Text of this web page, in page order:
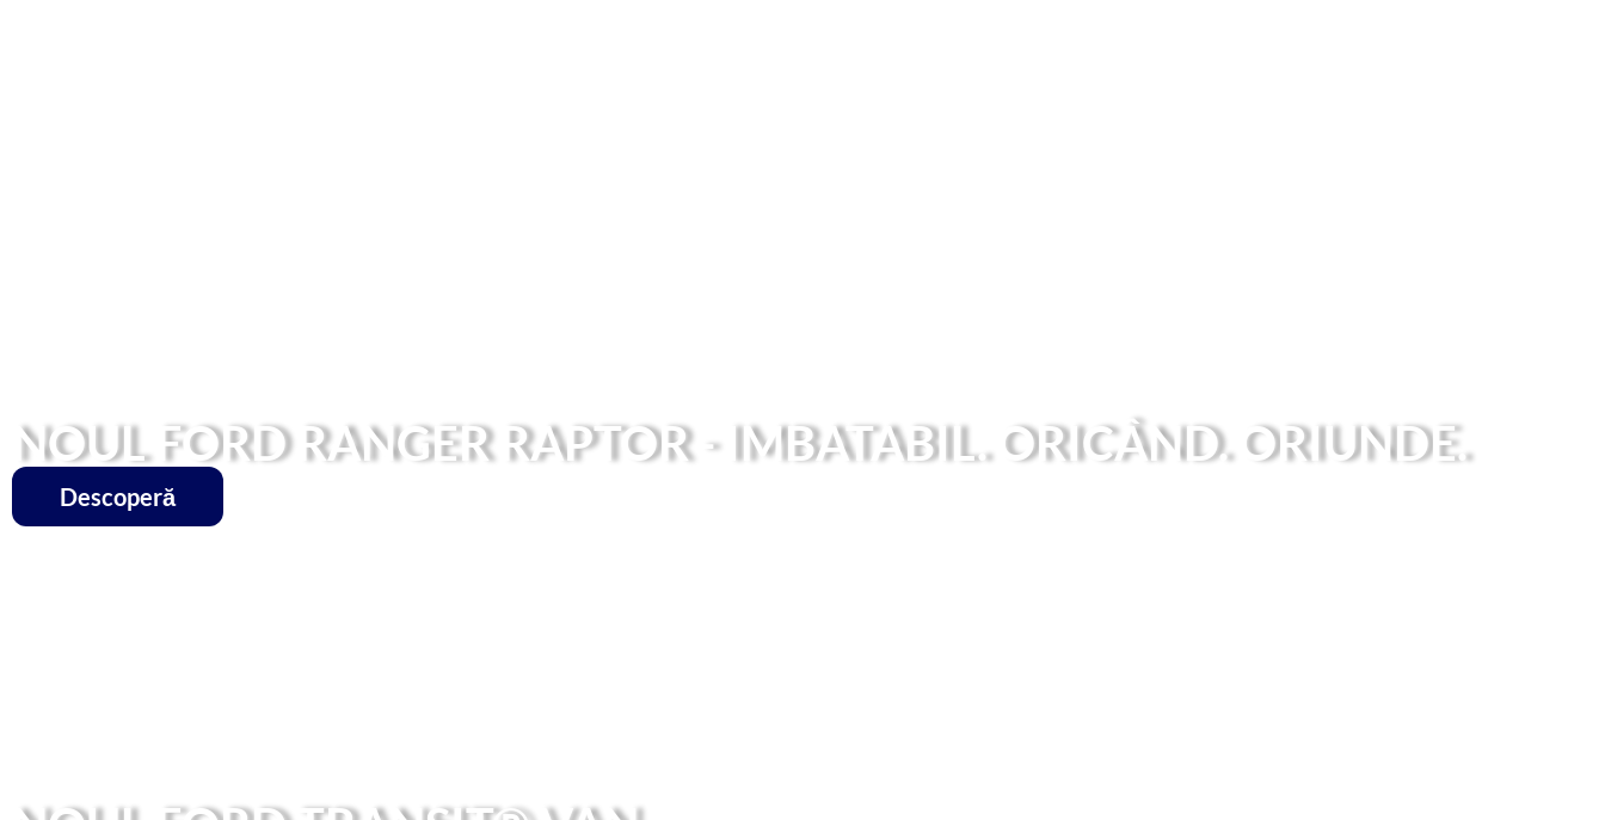
NOUL FORD RANGER RAPTOR - IMBATABIL. ORICÂND. ORIUNDE.
Descoperă